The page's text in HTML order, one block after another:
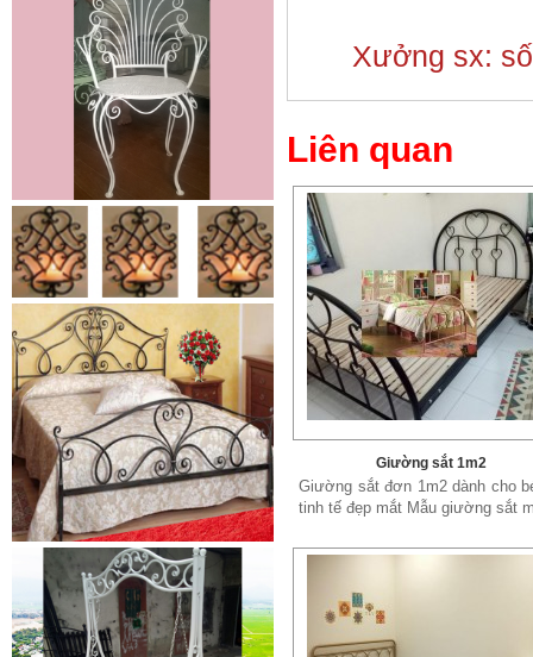
Mẫu giường sắt đẹp _ 51
Giường sắt đẹp phong cách hiện
đại phù hợp nhiều lứa tuổi
Giường sắt đủ mọi...
Lá thép đúc - phụ kiện sắt mỹ
thuật
- Lá hoa thép đúc trang trí cửa
cổng sắt, - Lá hoa...
Cửa cổng sắt mỹ thuật 19
Cửa cống sắt đẹp cho mọi không
gian nhà riêng, biệt thự, nhà sân...
Xưởng sx:
Liên quan
Giường sắt 1m2
Giường sắt đơn 1m2 dành cho
tinh tế đẹp mắt Mẫu giường sắt